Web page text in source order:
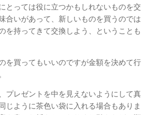
とっては役に立つかもしれないものを交
合いがあって、新しいものを買うのでは
を持ってきて交換しよう、ということも
を買ってもいいのですが金額を決めて行
プレゼントを中を見えないようにして真
じように茶色い袋に入れる場合もありま